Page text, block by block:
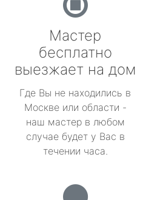
Мастер
бесплатно
выезжает на дом
Где Вы не находились в
Москве или области -
наш мастер в любом
случае будет у Вас в
течении часа.